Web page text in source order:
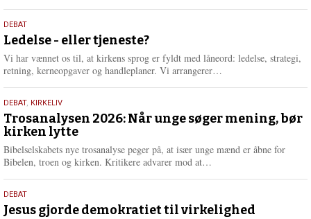
e
r
e
10.
juni
2026
DEBAT
Ledelse - eller tjeneste?
Vi har vænnet os til, at kirkens sprog er fyldt med låneord: ledelse, strategi,
retning, kerneopgaver og handleplaner. Vi arrangerer…
e
2.
juni
2026
DEBAT, KIRKELIV
Trosanalysen 2026: Når unge søger mening, bør
kirken lytte
Bibelselskabets nye trosanalyse peger på, at især unge mænd er åbne for
Bibelen, troen og kirken. Kritikere advarer mod at…
e
18.
maj
DEBAT
Jesus gjorde demokratiet til virkelighed